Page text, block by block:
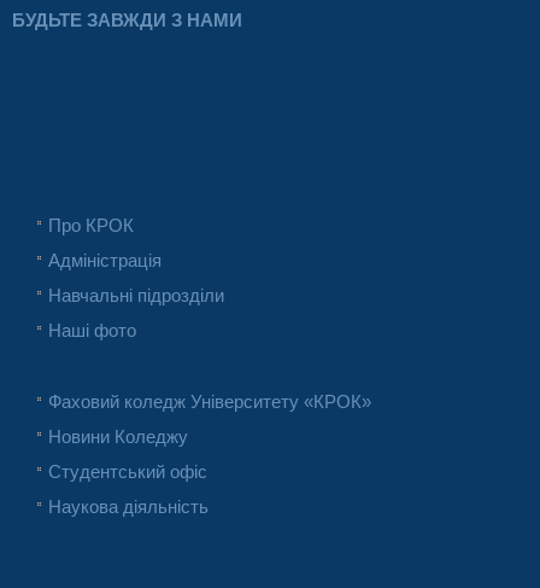
БУДЬТЕ ЗАВЖДИ З НАМИ
Про КРОК
Адміністрація
Навчальні підрозділи
Наші фото
Фаховий коледж Університету «КРОК»
Новини Коледжу
Студентський офіс
Наукова діяльність